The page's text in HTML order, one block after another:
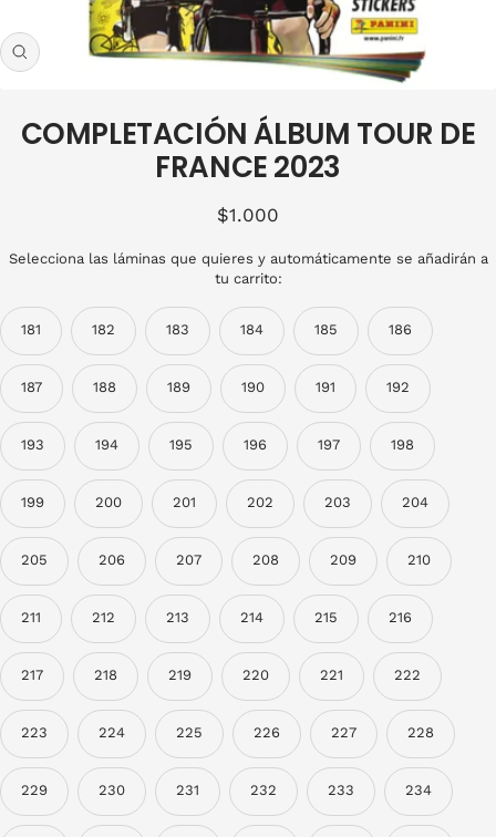
Zoom
COMPLETACIÓN ÁLBUM TOUR DE
FRANCE 2023
Precio
venta
$1.000
Selecciona las láminas que quieres y automáticamente se añadirán a
tu carrito:
181 182 183 184 185 186
187 188 189 190 191 192
193 194 195 196 197 198
199 200 201 202 203 204
205 206 207 208 209 210
211 212 213 214 215 216
217 218 219 220 221 222
223 224 225 226 227 228
229 230 231 232 233 234